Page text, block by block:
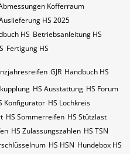
Kofferraum
HS 2025
HS Betriebsanleitung HS
Fertigung HS
GJR Handbuch HS
HS Ausstattung HS Forum
Konfigurator HS Lochkreis
HS Sommerreifen HS Stützlast
HS Zulassungszahlen HS​​​​ TSN
HS​​​​​ HSN Hundebox HS